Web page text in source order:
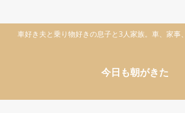
車好き夫と乗り物好きの息子と3人家族。車、家事
今日も朝がきた